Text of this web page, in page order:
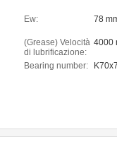
Ew: 78
(Grease) Velocità
di lubrificazione:
4000
Bearing number: